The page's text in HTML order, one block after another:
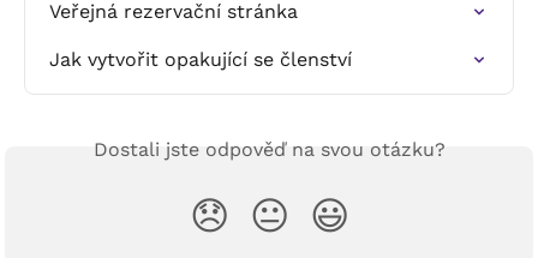
Veřejná rezervační stránka
Jak vytvořit opakující se členství
Dostali jste odpověď na svou otázku?
😞 😐 😃